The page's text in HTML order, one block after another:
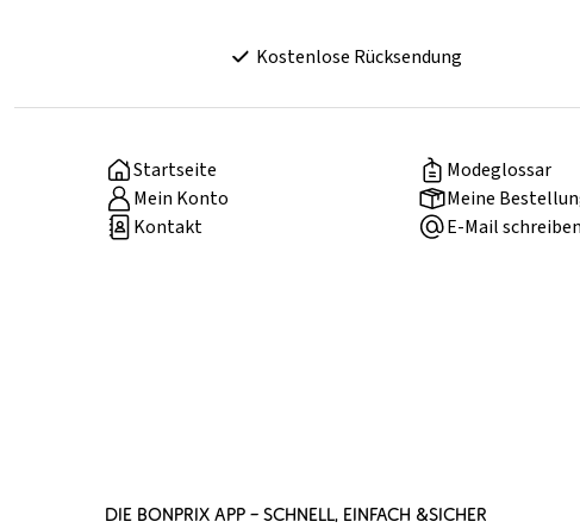
Kostenlose Rücksendung
Startseite
Modeglossar
Mein Konto
Meine
Kontakt
E-Mail schreiben
DIE BONPRIX APP – SCHNELL, EINFACH &SICHER